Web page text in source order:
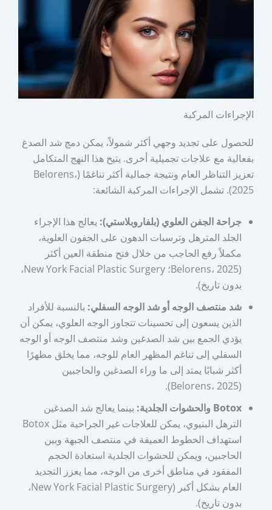
الإجراءات المركبة
للحصول على تجديد وجهي أكثر شمولاً، يمكن دمج شد الصدغ
بفعالية مع علاجات تجميلية أخرى. يتيح هذا النهج المتكامل
تعزيز التناظر العام ونتيجة جمالية أكثر تناغمًا (Belorens،
2025). تشمل الإجراءات المركبة الشائعة:
جراحة الجفن العلوي (بلفاروبلاستي): يعالج هذا الإجراء
الجلد المترهل وترسبات الدهون على الجفون العلوية،
مكملاً رفع الحاجب من خلال فتح منطقة العين أكثر
(Belorens، 2025؛ New York Facial Plastic Surgery،
بدون تاريخ).
شد منتصف الوجه أو شد الوجه السفلي: بالنسبة للأفراد
الذين يسعون إلى تحسينات تتجاوز الوجه العلوي، يمكن أن
يؤدي الجمع بين شد الصدغين وشد منتصف الوجه أو الوجه
السفلي إلى تناغم المظهر العام للوجه، مما يخلق مظهرًا
أكثر شبابًا يمتد إلى ما وراء الصدغين والحاجبين
(Belorens، 2025).
Botox والحشوات الجلدية:
بينما يعالج شد الصدغين
الترهل البنيوي، يمكن للعلاجات غير الجراحية مثل Botox
استهداف الخطوط العميقة في منتصف الجبهة وبين
الحاجبين، ويمكن للحشوات الجلدية استعادة الحجم
المفقود في مناطق أخرى من الوجه، مما يعزز التجديد
العام بشكل أكبر (New York Facial Plastic Surgery،
بدون تاريخ).